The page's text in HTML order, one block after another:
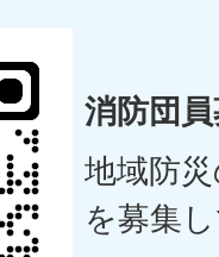
消防団
地域防
を募集